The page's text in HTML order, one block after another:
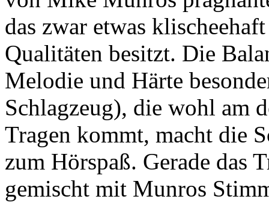
das zwar etwas
Qualitäten besitzt. Die
Melodie und Härte
Schlagzeug), die wohl am
Tragen kommt, macht die
zum Hörspaß. Gerade das
gemischt mit Munros